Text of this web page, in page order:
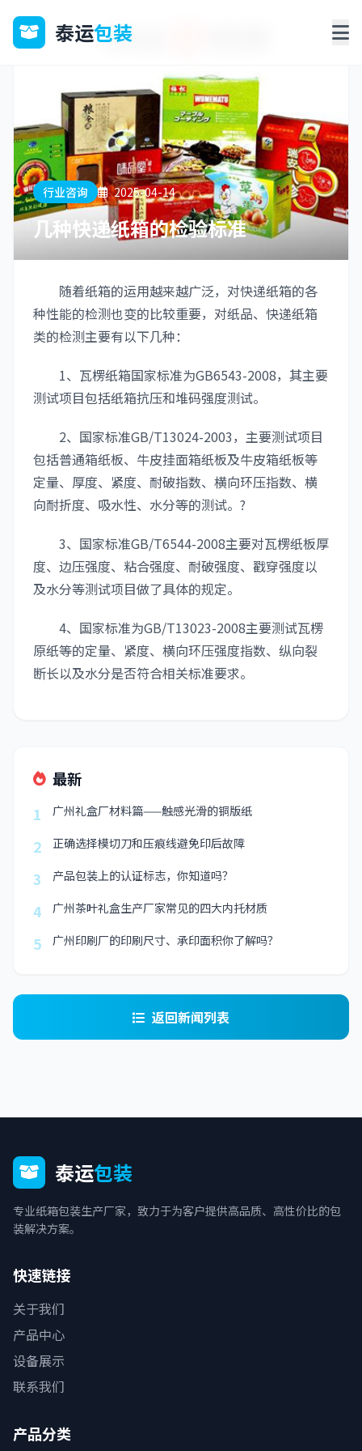
泰运包装
行业咨询 2025-04-14
几种快递纸箱的检验标准
随着纸箱的运用越来越广泛，对快递纸箱的各
种性能的检测也变的比较重要，对纸品、快递纸箱
类的检测主要有以下几种：
1、瓦楞纸箱国家标准为GB6543-2008，其主要
测试项目包括纸箱抗压和堆码强度测试。
2、国家标准GB/T13024-2003，主要测试项目
包括普通箱纸板、牛皮挂面箱纸板及牛皮箱纸板等
定量、厚度、紧度、耐破指数、横向环压指数、横
向耐折度、吸水性、水分等的测试。?
3、国家标准GB/T6544-2008主要对瓦楞纸板厚
度、边压强度、粘合强度、耐破强度、戳穿强度以
及水分等测试项目做了具体的规定。
4、国家标准为GB/T13023-2008主要测试瓦楞
原纸等的定量、紧度、横向环压强度指数、纵向裂
断长以及水分是否符合相关标准要求。
最新
1
广州礼盒厂材料篇——触感光滑的铜版纸
2 正确选择模切刀和压痕线避免印后故障
3 产品包装上的认证标志，你知道吗？
4 广州茶叶礼盒生产厂家常见的四大内托材质
5 广州印刷厂的印刷尺寸、承印面积你了解吗？
返回新闻列表
泰运包装
专业纸箱包装生产厂家，致力于为客户提供高品质、高性价比的包
装解决方案。
快速链接
关于我们
产品中心
设备展示
联系我们
产品分类